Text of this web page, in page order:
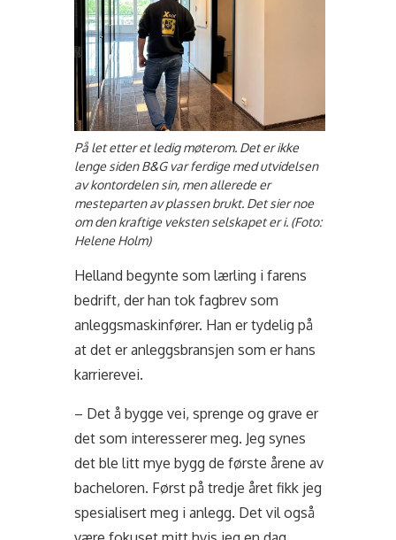
På let etter et ledig møterom. Det er ikke
lenge siden B&G var ferdige med utvidelsen
av kontordelen sin, men allerede er
mesteparten av plassen brukt. Det sier noe
om den kraftige veksten selskapet er i. (Foto:
Helene Holm)
Helland begynte som lærling i farens
bedrift, der han tok fagbrev som
anleggsmaskinfører. Han er tydelig på
at det er anleggsbransjen som er hans
karrierevei.
– Det å bygge vei, sprenge og grave er
det som interesserer meg. Jeg synes
det ble litt mye bygg de første årene av
bacheloren. Først på tredje året fikk jeg
spesialisert meg i anlegg. Det vil også